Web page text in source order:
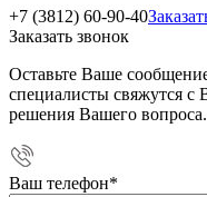
+7 (3812) 60-90-40
Заказать звонок
Оставьте Ваше
специалисты свяжутся с
решения Вашего вопроса.
Ваш телефон*